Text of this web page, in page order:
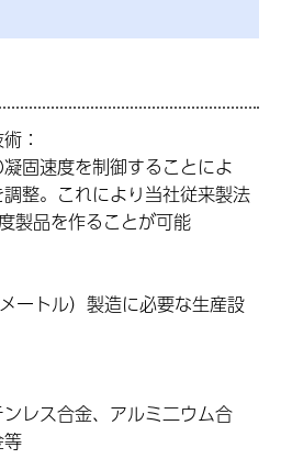
：
固速度を制御することによ
整。これにより当社従来製法
製品を作ることが可能
ートル）製造に必要な生産設
レス合金、アルミ二ウム合